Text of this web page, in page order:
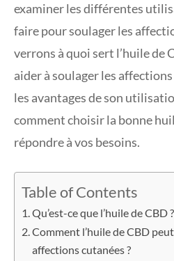
examiner les différentes
faire pour soulager les
verrons à quoi sert l’huile de
aider à soulager les
les avantages de son
comment choisir la bonne
répondre à vos besoins.
Table of Contents
Qu’est-ce que l’huile de CBD ?
Comment l’huile de CBD
affections cutanées ?